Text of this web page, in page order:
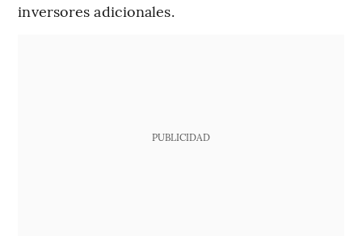
inversores adicionales.
PUBLICIDAD